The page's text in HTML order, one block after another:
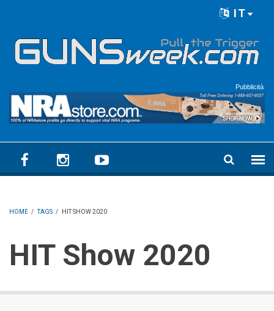
IT
Pubblicità
HOME / TAGS / HIT SHOW 2020
HIT Show 2020